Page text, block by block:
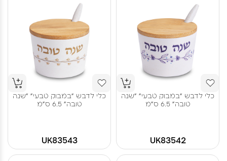
כלי לדבש "במבוק טבעי" "שנה
טובה" 6.5 ס"מ
UK83542
כלי לדבש "במבוק טבעי" "שנה
טובה" 6.5 ס"מ
UK83543